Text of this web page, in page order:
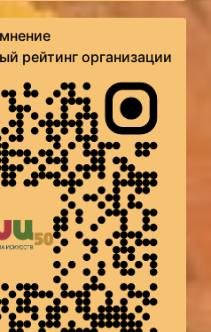
рейтинг организации